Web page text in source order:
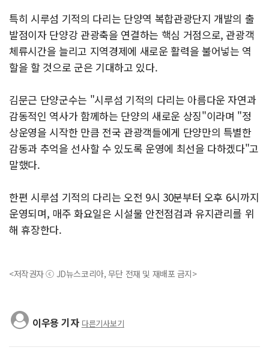
특히 시루섬 기적의 다리는 단양역 복합관광단지 개발의 출
발점이자 단양강 관광축을 연결하는 핵심 거점으로, 관광객
체류시간을 늘리고 지역경제에 새로운 활력을 불어넣는 역
할을 할 것으로 군은 기대하고 있다.
김문근 단양군수는 "시루섬 기적의 다리는 아름다운 자연과
감동적인 역사가 함께하는 단양의 새로운 상징"이라며 "정
상운영을 시작한 만큼 전국 관광객들에게 단양만의 특별한
감동과 추억을 선사할 수 있도록 운영에 최선을 다하겠다"고
말했다.
한편 시루섬 기적의 다리는 오전 9시 30분부터 오후 6시까지
운영되며, 매주 화요일은 시설물 안전점검과 유지관리를 위
해 휴장한다.
<저작권자 ⓒ JD뉴스코리아, 무단 전재 및 재배포 금지>
이우용 기자 다른기사보기